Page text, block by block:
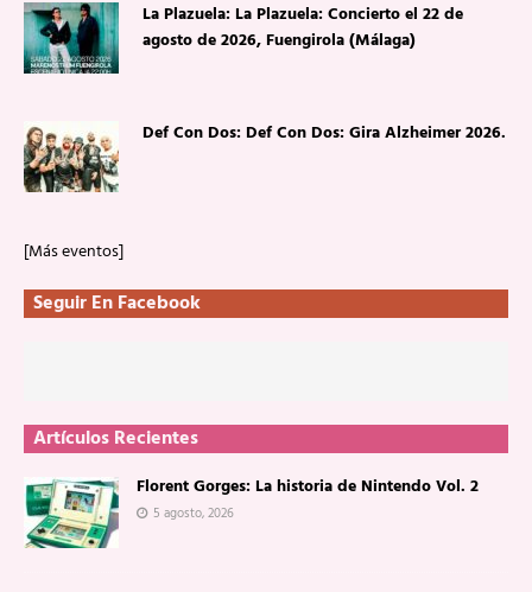
La Plazuela: La Plazuela: Concierto el 22 de
agosto de 2026, Fuengirola (Málaga)
Def Con Dos: Def Con Dos: Gira Alzheimer 2026.
[Más eventos]
Seguir En Facebook
Artículos Recientes
Florent Gorges: La historia de Nintendo Vol. 2
5 agosto, 2026